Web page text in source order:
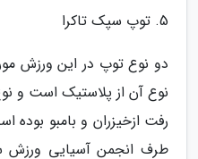
5. توپ سپک تاکرا
دو نوع توپ در این ورزش
نوع آن از پلاستیک است و
رفت ازخیزران و بامبو
طرف انجمن آسیایی ورزش